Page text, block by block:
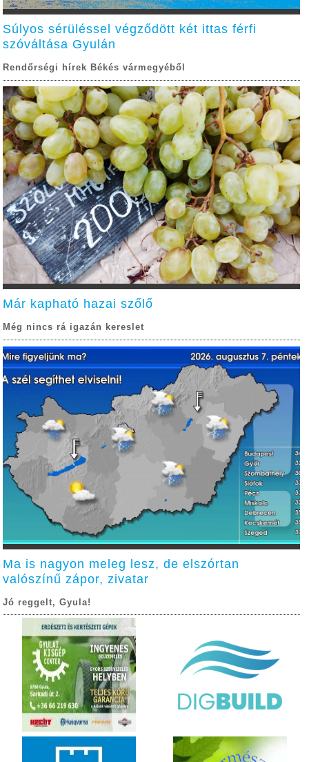
Súlyos sérüléssel végződött két ittas férfi
szóváltása Gyulán
Rendőrségi hírek Békés vármegyéből
Már kapható hazai szőlő
Még nincs rá igazán kereslet
Ma is nagyon meleg lesz, de elszórtan
valószínű zápor, zivatar
Jó reggelt, Gyula!